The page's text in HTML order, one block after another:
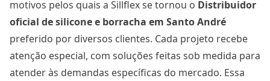
motivos pelos quais a Sillflex se tornou o Distribuidor
oficial de silicone e borracha em Santo André
preferido por diversos clientes. Cada projeto recebe
atenção especial, com soluções feitas sob medida para
atender às demandas específicas do mercado. Essa